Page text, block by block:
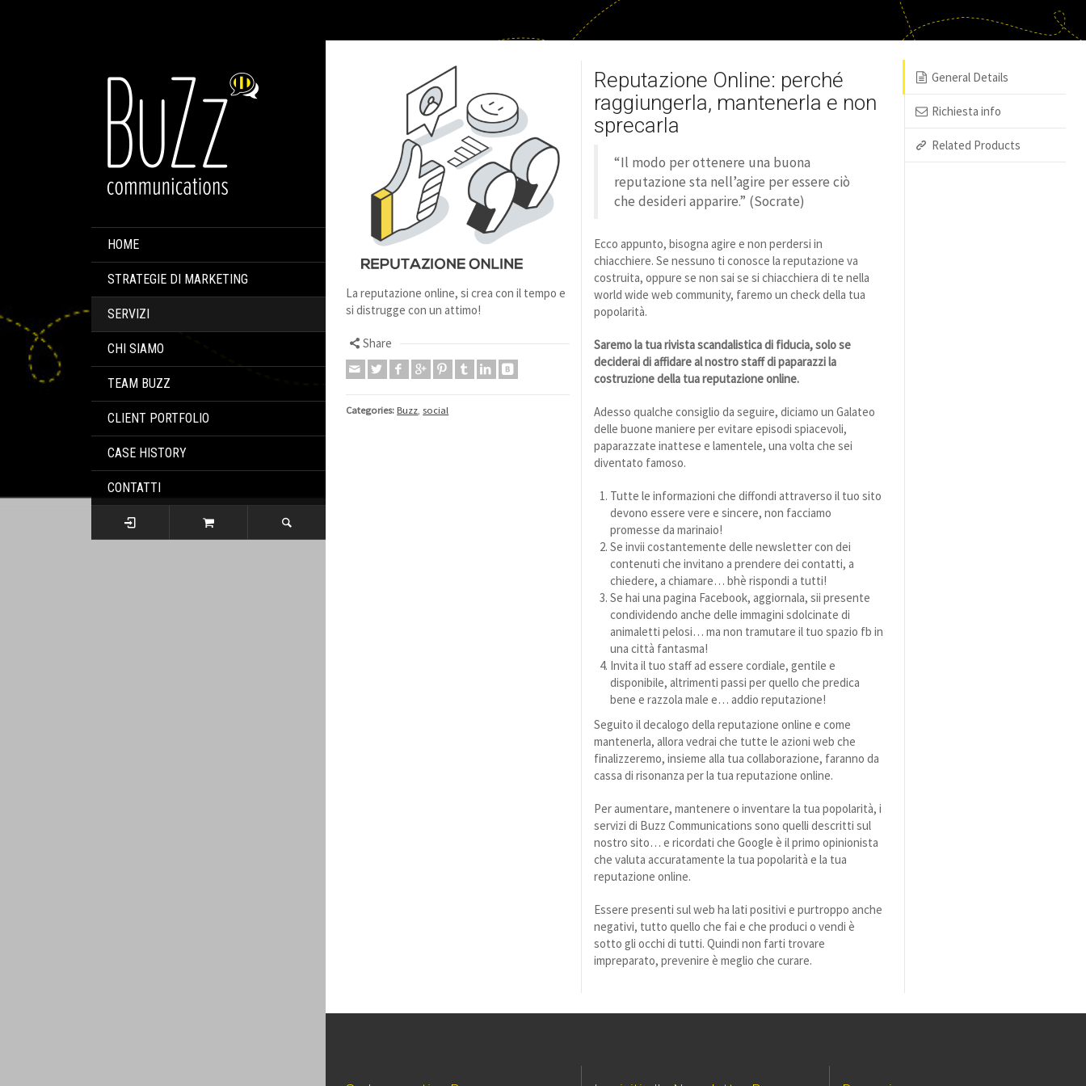
HOME
STRATEGIE DI MARKETING
SERVIZI
CHI SIAMO
TEAM BUZZ
CLIENT PORTFOLIO
CASE HISTORY
CONTATTI
La reputazione online, si crea con il tempo e
si distrugge con un attimo!
Share
Categories: Buzz,social
General Details
Richiesta info
Related Products
Reputazione Online: perché
raggiungerla, mantenerla e non
sprecarla
“Il modo per ottenere una buona
reputazione sta nell’agire per essere ciò
che desideri apparire.” (Socrate)
Ecco appunto, bisogna agire e non perdersi in
chiacchiere. Se nessuno ti conosce la reputazione va
costruita, oppure se non sai se si chiacchiera di te nella
world wide web community, faremo un check della tua
popolarità.
Saremo la tua rivista scandalistica di fiducia, solo se
deciderai di affidare al nostro staff di paparazzi la
costruzione della tua reputazione online.
Adesso qualche consiglio da seguire, diciamo un Galateo
delle buone maniere per evitare episodi spiacevoli,
paparazzate inattese e lamentele, una volta che sei
diventato famoso.
Tutte le informazioni che diffondi attraverso il tuo sito
devono essere vere e sincere, non facciamo
promesse da marinaio!
Se invii costantemente delle newsletter con dei
contenuti che invitano a prendere dei contatti, a
chiedere, a chiamare… bhè rispondi a tutti!
Se hai una pagina Facebook, aggiornala, sii presente
condividendo anche delle immagini sdolcinate di
animaletti pelosi… ma non tramutare il tuo spazio fb in
una città fantasma!
Invita il tuo staff ad essere cordiale, gentile e
disponibile, altrimenti passi per quello che predica
bene e razzola male e… addio reputazione!
Seguito il decalogo della reputazione online e come
mantenerla, allora vedrai che tutte le azioni web che
finalizzeremo, insieme alla tua collaborazione, faranno da
cassa di risonanza per la tua reputazione online.
Per aumentare, mantenere o inventare la tua popolarità, i
servizi di Buzz Communications sono quelli descritti sul
nostro sito… e ricordati che Google è il primo opinionista
che valuta accuratamente la tua popolarità e la tua
reputazione online.
Essere presenti sul web ha lati positivi e purtroppo anche
negativi, tutto quello che fai e che produci o vendi è
sotto gli occhi di tutti. Quindi non farti trovare
impreparato, prevenire è meglio che curare.